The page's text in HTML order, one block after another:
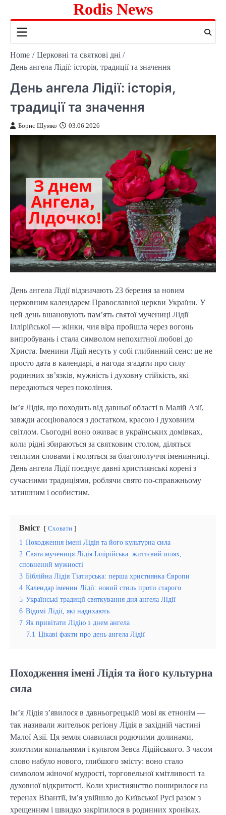
content
Rodis News
Home
Церковні та святкові дні
День ангела Лідії: історія, традиції та значення
День ангела Лідії: історія,
традиції та значення
Борис Шумко 03.06.2026
День ангела Лідії відзначають 23 березня за новим
церковним календарем Православної церкви України. У
цей день вшановують пам’ять святої мучениці Лідії
Іллірійської — жінки, чия віра пройшла через вогонь
випробувань і стала символом непохитної любові до
Христа. Іменини Лідії несуть у собі глибинний сенс: це не
просто дата в календарі, а нагода згадати про силу
родинних зв’язків, мужність і духовну стійкість, які
передаються через покоління.
Ім’я Лідія, що походить від давньої області в Малій Азії,
завжди асоціювалося з достатком, красою і духовним
світлом. Сьогодні воно оживає в українських домівках,
коли рідні збираються за святковим столом, діляться
теплими словами і моляться за благополуччя іменинниці.
День ангела Лідії поєднує давні християнські корені з
сучасними традиціями, роблячи свято по-справжньому
затишним і особистим.
Вміст Сховати
1 Походження імені Лідія та його культурна сила
2 Свята мучениця Лідія Іллірійська: життєвий шлях,
сповнений мужності
3 Біблійна Лідія Тіатирська: перша християнка Європи
4 Календар іменин Лідії: новий стиль проти старого
5 Українські традиції святкування дня ангела Лідії
6 Відомі Лідії, які надихають
7 Як привітати Лідію з днем ангела
7.1 Цікаві факти про день ангела Лідії
Походження імені Лідія та його культурна
сила
Ім’я Лідія з’явилося в давньогрецькій мові як етнонім —
так називали жительок регіону Лідія в західній частині
Малої Азії. Ця земля славилася родючими долинами,
золотими копальнями і культом Зевса Лідійського. З часом
слово набуло нового, глибшого змісту: воно стало
символом жіночої мудрості, торговельної кмітливості та
духовної відкритості. Коли християнство поширилося на
теренах Візантії, ім’я увійшло до Київської Русі разом з
хрещенням і швидко закріпилося в родинних хроніках.